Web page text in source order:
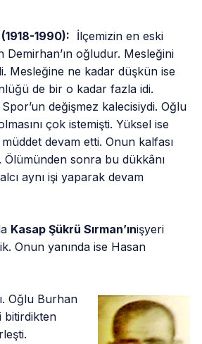
1990): İlçemizin en eski
Demirhan’ın oğludur. Mesleğini
Mesleğine ne kadar düşkün ise
de bir o kadar fazla idi.
değişmez kalecisiydi. Oğlu
çok istemişti. Yüksel ise
devam etti. Onun kalfası
Ölümünden sonra bu dükkânı
aynı işi yaparak devam
Kasap Şükrü Sırman’ınişyeri
Onun yanında ise Hasan
Oğlu Burhan
bitirdikten